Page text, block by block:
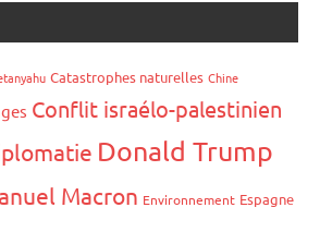
Catastrophes naturelles Chine
Conflit israélo-palestinien
Donald Trump
Macron Environnement Espagne